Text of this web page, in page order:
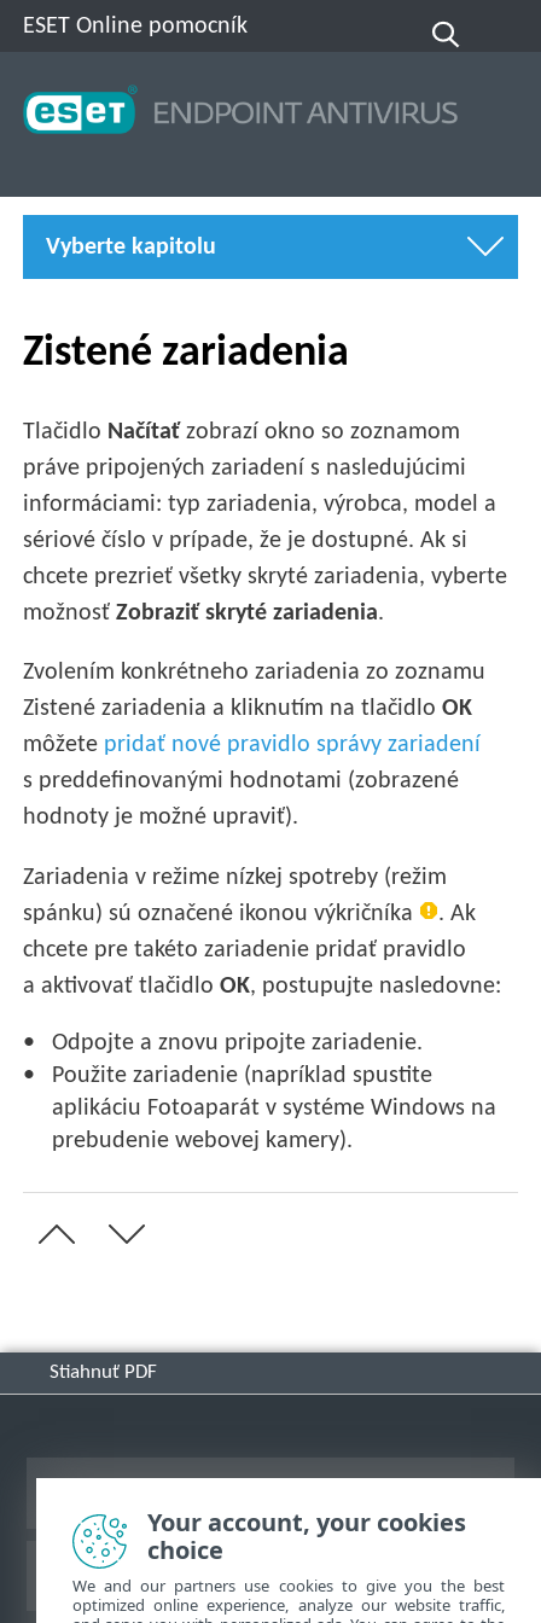
ESET Online pomocník
Vyberte kapitolu
Zistené zariadenia
Tlačidlo Načítať zobrazí okno so zoznamom
práve pripojených zariadení s nasledujúcimi
informáciami: typ zariadenia, výrobca, model a
sériové číslo v prípade, že je dostupné. Ak si
chcete prezrieť všetky skryté zariadenia, vyberte
možnosťZobraziť skryté zariadenia.
Zvolením konkrétneho zariadenia zo zoznamu
Zistené zariadenia a kliknutím na tlačidloOK
môžete pridať nové pravidlo správy zariadení
s preddefinovanými hodnotami (zobrazené
hodnoty je možné upraviť).
Zariadenia v režime nízkej spotreby (režim
spánku) sú označené ikonou výkričníka
. Ak
chcete pre takéto zariadenie pridať pravidlo
a aktivovať tlačidloOK, postupujte nasledovne:
Odpojte a znovu pripojte zariadenie.
Použite zariadenie (napríklad spustite
aplikáciu Fotoaparát v systéme Windows na
prebudenie webovej kamery).
Stiahnuť PDF
Databáza znalostí ESET
Your account, your cookies
choice
We and our partners use cookies to give you the best
optimized online experience, analyze our website traffic,